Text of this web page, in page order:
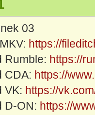
03
https://
Rumble: https://
CDA: https://
VK: https://
D-ON: https://